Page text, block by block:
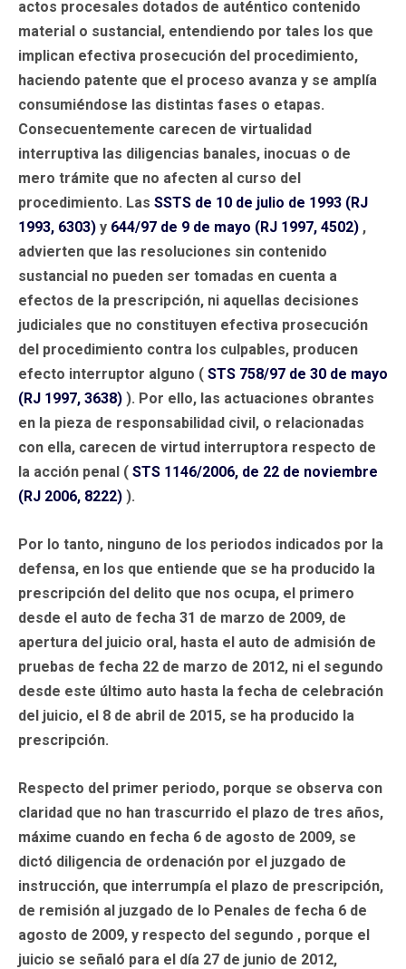
actos procesales dotados de auténtico contenido
material o sustancial, entendiendo por tales los que
implican efectiva prosecución del procedimiento,
haciendo patente que el proceso avanza y se amplía
consumiéndose las distintas fases o etapas.
Consecuentemente carecen de virtualidad
interruptiva las diligencias banales, inocuas o de
mero trámite que no afecten al curso del
procedimiento. Las SSTS de 10 de julio de 1993 (RJ
1993, 6303) y 644/97 de 9 de mayo (RJ 1997, 4502) ,
advierten que las resoluciones sin contenido
sustancial no pueden ser tomadas en cuenta a
efectos de la prescripción, ni aquellas decisiones
judiciales que no constituyen efectiva prosecución
del procedimiento contra los culpables, producen
efecto interruptor alguno ( STS 758/97 de 30 de mayo
(RJ 1997, 3638) ). Por ello, las actuaciones obrantes
en la pieza de responsabilidad civil, o relacionadas
con ella, carecen de virtud interruptora respecto de
la acción penal ( STS 1146/2006, de 22 de noviembre
(RJ 2006, 8222) ).
Por lo tanto, ninguno de los periodos indicados por la
defensa, en los que entiende que se ha producido la
prescripción del delito que nos ocupa, el primero
desde el auto de fecha 31 de marzo de 2009, de
apertura del juicio oral, hasta el auto de admisión de
pruebas de fecha 22 de marzo de 2012, ni el segundo
desde este último auto hasta la fecha de celebración
del juicio, el 8 de abril de 2015, se ha producido la
prescripción.
Respecto del primer periodo, porque se observa con
claridad que no han trascurrido el plazo de tres años,
máxime cuando en fecha 6 de agosto de 2009, se
dictó diligencia de ordenación por el juzgado de
instrucción, que interrumpía el plazo de prescripción,
de remisión al juzgado de lo Penales de fecha 6 de
agosto de 2009, y respecto del segundo , porque el
juicio se señaló para el día 27 de junio de 2012,